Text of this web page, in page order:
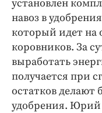
Интересное
Клиника года
Бренд года
установлен
навоз в
который идет на
коровников. За
выработать
получается при
остатков делают
удобрения. Юрий